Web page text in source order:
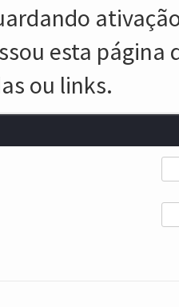
esta
ou links.